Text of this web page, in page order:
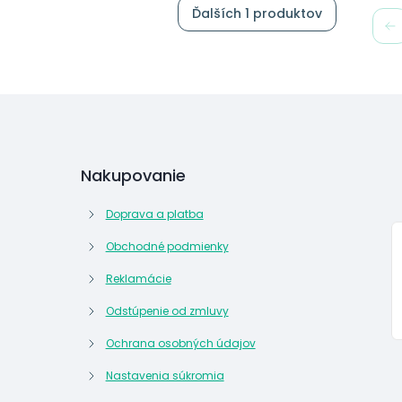
Ďalších 1 produktov
Nakupovanie
Doprava a platba
Obchodné podmienky
Reklamácie
Odstúpenie od zmluvy
Ochrana osobných údajov
Nastavenia súkromia